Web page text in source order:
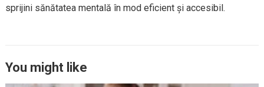
sprijini sănătatea mentală în mod eficient și accesibil.
You might like